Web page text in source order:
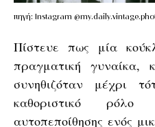
πηγή: Instagram
Πίστευε πως μία
πραγματική γυναίκα,
συνηθιζόταν μέχρι
καθοριστικό
αυτοπεποίθησης ενός